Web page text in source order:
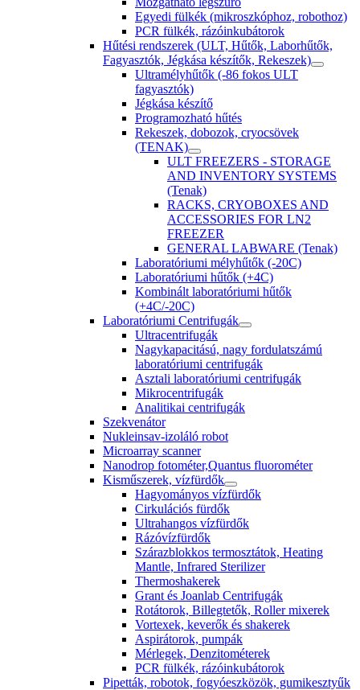
Egyedi fülkék (mikroszkóphoz, robothoz)
PCR fülkék, rázóinkubátorok
Hűtési rendszerek (ULT, Hűtők, Laborhűtők,
Fagyasztók, Jégkása készítők, Rekeszek)
Ultramélyhűtők (-86 fokos ULT
fagyasztók)
Jégkása készítő
Programozható hűtés
Rekeszek, dobozok, cryocsövek
(TENAK)
ULT FREEZERS - STORAGE
AND INVENTORY SYSTEMS
(Tenak)
RACKS, CRYOBOXES AND
ACCESSORIES FOR LN2
FREEZER
GENERAL LABWARE (Tenak)
Laboratóriumi mélyhűtők (-20C)
Laboratóriumi hűtők (+4C)
Kombinált laboratóriumi hűtők
(+4C/-20C)
Laboratóriumi Centrifugák
Ultracentrifugák
Nagykapacitású, nagy fordulatszámú
laboratóriumi centrifugák
Asztali laboratóriumi centrifugák
Mikrocentrifugák
Analitikai centrifugák
Szekvenátor
Nukleinsav-izoláló robot
Microarray scanner
Nanodrop fotométer,Quantus fluorométer
Kisműszerek, vízfürdők
Hagyományos vízfürdők
Cirkulációs fürdők
Ultrahangos vízfürdők
Rázóvízfürdők
Szárazblokkos termosztátok, Heating
Mantle, Infrared Sterilizer
Thermoshakerek
Grant és Joanlab Centrifugák
Rotátorok, Billegtetők, Roller mixerek
Vortexek, keverők és shakerek
Aspirátorok, pumpák
Mérlegek, Denzitométerek
PCR fülkék, rázóinkubátorok
Pipetták, robotok, fogyóeszközök, gumikesztyűk